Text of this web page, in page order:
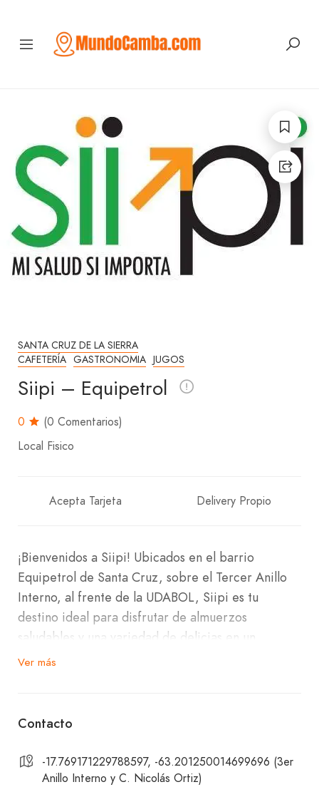
SANTA CRUZ DE LA SIERRA
CAFETERÍA GASTRONOMIA JUGOS
Siipi – Equipetrol
0
(0 Comentarios)
Local Fisico
Acepta Tarjeta Delivery Propio
¡Bienvenidos a Siipi! Ubicados en el barrio
Equipetrol de Santa Cruz, sobre el Tercer Anillo
Interno, al frente de la UDABOL, Siipi es tu
destino ideal para disfrutar de almuerzos
saludables y una variedad de delicias en un
ambiente acogedor.
saludables, con sopa o sin sopa, masitas, paninis,
todos los gustos.
Ver más
Contacto
-17.769171229788597, -63.201250014699696 (3er
Anillo Interno y C. Nicolás Ortiz)